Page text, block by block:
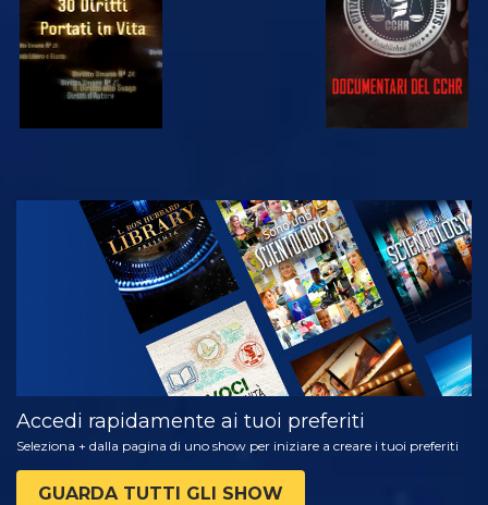
GUARDA
ESPLORA LE
SERIE
Accedi rapidamente ai tuoi preferiti
Seleziona + dalla pagina di uno show per iniziare a creare i tuoi preferiti
GUARDA TUTTI GLI SHOW